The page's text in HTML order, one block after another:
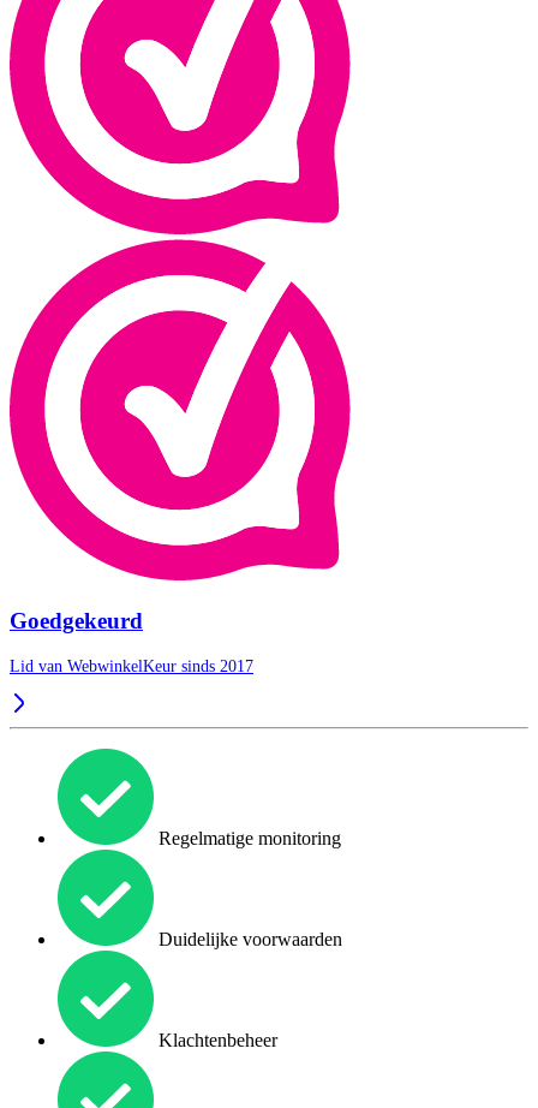
Goedgekeurd
Lid van WebwinkelKeur sinds 2017
Regelmatige monitoring
Duidelijke voorwaarden
Klachtenbeheer